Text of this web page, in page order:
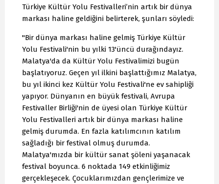
Türkiye Kültür Yolu Festivalleri’nin artık bir dünya
markası haline geldiğini belirterek, şunları söyledi:
"Bir dünya markası haline gelmiş Türkiye Kültür
Yolu Festivali'nin bu yılki 13'üncü durağındayız.
Malatya'da da Kültür Yolu Festivalimizi bugün
başlatıyoruz. Geçen yıl ilkini başlattığımız Malatya,
bu yıl ikinci kez Kültür Yolu Festivali'ne ev sahipliği
yapıyor. Dünyanın en büyük festivali, Avrupa
Festivaller Birliği'nin de üyesi olan Türkiye Kültür
Yolu Festivalleri artık bir dünya markası haline
gelmiş durumda. En fazla katılımcının katılım
sağladığı bir festival olmuş durumda.
Malatya'mızda bir kültür sanat şöleni yaşanacak
festival boyunca. 6 noktada 149 etkinliğimiz
gerçekleşecek. Çocuklarımızdan gençlerimize ve